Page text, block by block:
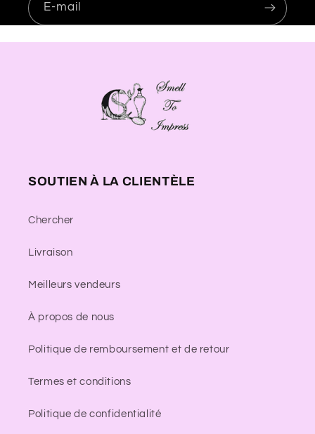
E-mail
SOUTIEN À LA CLIENTÈLE
Chercher
Livraison
Meilleurs vendeurs
À propos de nous
Politique de remboursement et de retour
Termes et conditions
Politique de confidentialité